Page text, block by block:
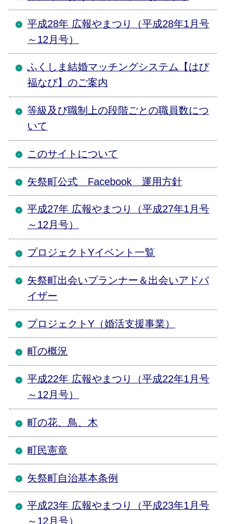
平成28年 広報やまつり（平成28年1月号
～12月号）
ふくしま結婚マッチングシステム【はぴ
福なび】のご案内
等級及び職制上の段階ごとの職員数につ
いて
このサイトについて
矢祭町公式 Facebook 運用方針
平成27年 広報やまつり（平成27年1月号
～12月号）
プロジェクトYイベント一覧
矢祭町出会いプランナー＆出会いアドバ
イザー
プロジェクトY（婚活支援事業）
町の概況
平成22年 広報やまつり（平成22年1月号
～12月号）
町の花、鳥、木
町民憲章
矢祭町自治基本条例
平成23年 広報やまつり（平成23年1月号
～12月号）